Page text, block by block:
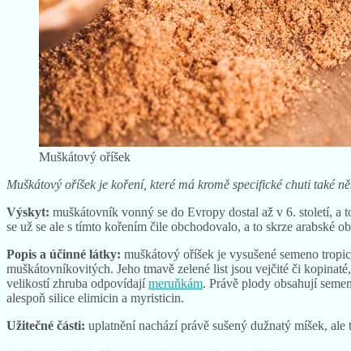
Výskyt:muškátovník vonný se do Evropy dostal až v 6. století, a
Popis a účinné látky:muškátový oříšek je vysušené semeno
muškátovníkovitých. Jeho tmavě zelené list jsou vejčité či
velikostí zhruba odpovídajímeruňkám